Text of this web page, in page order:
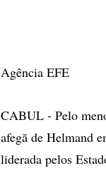
Agência EFE
CABUL - Pelo
afegã de Helmand
liderada pelos